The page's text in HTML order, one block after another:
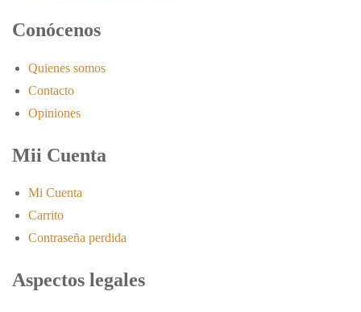
Conócenos
Quienes somos
Contacto
Opiniones
Mii Cuenta
Mi Cuenta
Carrito
Contraseña perdida
Aspectos legales